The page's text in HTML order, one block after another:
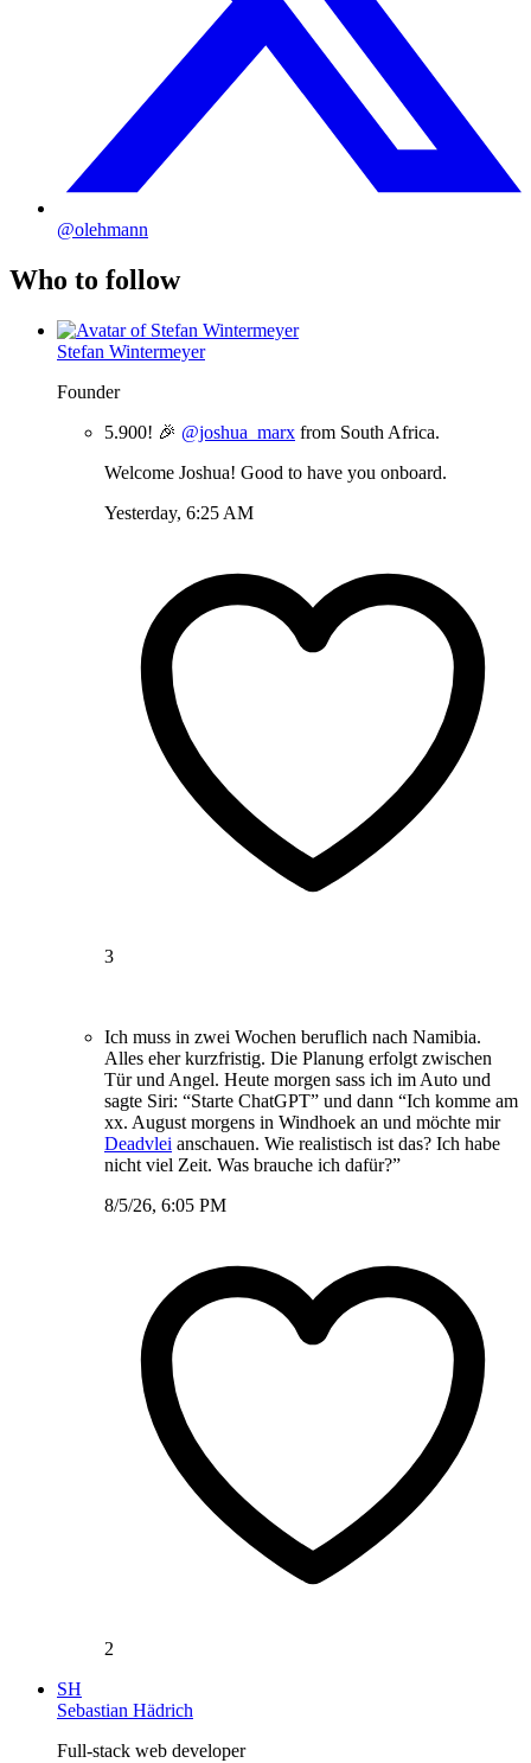
@olehmann
Who to follow
Stefan Wintermeyer
Founder
5.900! 🎉 @joshua_marx from South Africa.
Welcome Joshua! Good to have you onboard.
Yesterday, 6:25 AM
3
Ich muss in zwei Wochen beruflich nach Namibia.
Alles eher kurzfristig. Die Planung erfolgt zwischen
Tür und Angel. Heute morgen sass ich im Auto und
sagte Siri: “Starte ChatGPT” und dann “Ich komme am
xx. August morgens in Windhoek an und möchte mir
Deadvlei anschauen. Wie realistisch ist das? Ich habe
nicht viel Zeit. Was brauche ich dafür?”
8/5/26, 6:05 PM
2
SH
Sebastian Hädrich
Full-stack web developer